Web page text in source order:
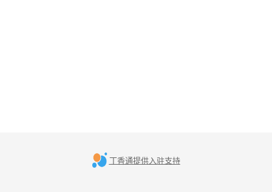
丁香通提供入驻支持